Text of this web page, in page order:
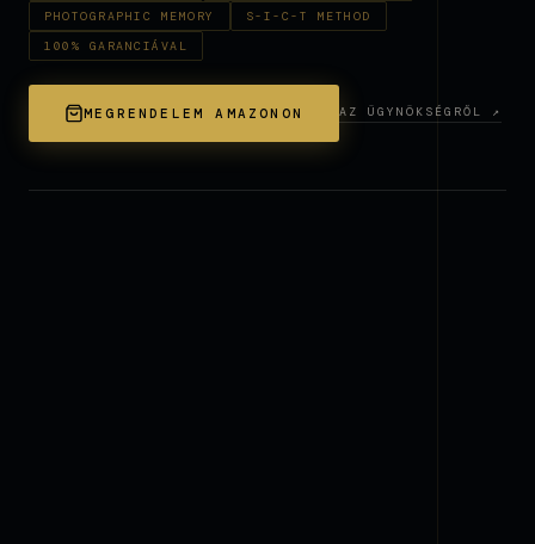
PHOTOGRAPHIC MEMORY
S-I-C-T METHOD
100% GARANCIÁVAL
MEGRENDELEM AMAZONON AZ ÜGYNÖKSÉGRŐL ↗